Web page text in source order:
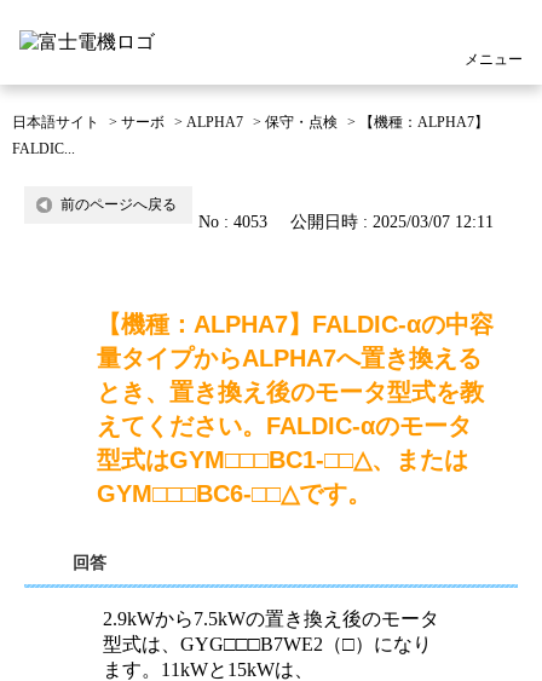
メニュー
日本語サイト > サーボ > ALPHA7 > 保守・点検 >
【機種：ALPHA7】
FALDIC...
前のページへ戻る
No : 4053 公開日時 : 2025/03/07 12:11
【機種：ALPHA7】FALDIC-αの中容
量タイプからALPHA7へ置き換える
とき、置き換え後のモータ型式を教
えてください。FALDIC-αのモータ
型式はGYM□□□BC1-□□△、または
GYM□□□BC6-□□△です。
回答
2.9kWから7.5kWの置き換え後のモータ
型式は、GYG□□□B7WE2（□）になり
ます。11kWと15kWは、